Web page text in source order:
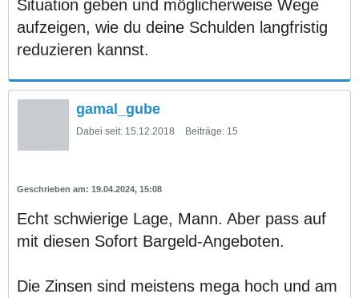
Situation geben und möglicherweise Wege
aufzeigen, wie du deine Schulden langfristig
reduzieren kannst.
gamal_gube
Dabei seit: 15.12.2018 Beiträge: 15
19.04.2024, 15:08
Echt schwierige Lage, Mann. Aber pass auf
mit diesen Sofort Bargeld-Angeboten.
Die Zinsen sind meistens mega hoch und am